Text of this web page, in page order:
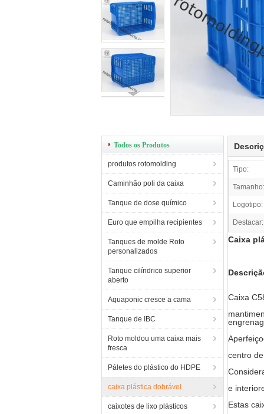
Todos os Produtos
produtos rotomolding
Caminhão poli da caixa
Tanque de dose químico
Euro que empilha recipientes
Tanques de molde Roto
personalizados
Tanque cilíndrico superior
aberto
Aquaponic cresce a cama
Tanque de IBC
Roto moldou uma caixa mais
fresca
Páletes do plástico do HDPE
caixa plástica dobrável
caixotes de lixo plásticos
Tipo:
Tamanho:
Logotipo:
Destacar:
Caixa
Caixa
centro
e
Estas